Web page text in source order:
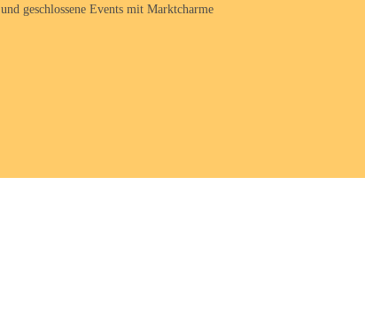
und geschlossene Events mit Marktcharme